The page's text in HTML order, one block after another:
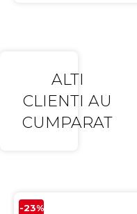
ALTI
CLIENTI AU
CUMPARAT
-23%